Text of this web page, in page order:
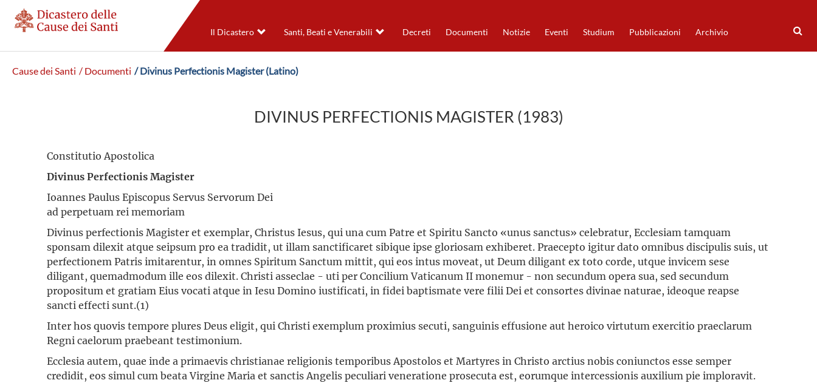
Il Dicastero Santi, Beati e Venerabili Decreti Documenti Notizie Eventi Studium Pubblicazioni Archivio
Cause dei Santi / Documenti / Divinus Perfectionis Magister (Latino)
DIVINUS PERFECTIONIS MAGISTER (1983)
Constitutio Apostolica
Divinus Perfectionis Magister
Ioannes Paulus Episcopus Servus Servorum Dei
ad perpetuam rei memoriam
Divinus perfectionis Magister et exemplar, Christus Iesus, qui una cum Patre et Spiritu Sancto «unus sanctus» celebratur, Ecclesiam tamquam
sponsam dilexit atque seipsum pro ea tradidit, ut illam sanctificaret sibique ipse gloriosam exhiberet. Praecepto igitur dato omnibus discipulis suis, ut
perfectionem Patris imitarentur, in omnes Spiritum Sanctum mittit, qui eos intus moveat, ut Deum diligant ex toto corde, utque invicem sese
diligant, quemadmodum ille eos dilexit. Christi asseclae - uti per Concilium Vaticanum II monemur - non secundum opera sua, sed secundum
propositum et gratiam Eius vocati atque in Iesu Domino iustificati, in fidei baptismate vere filii Dei et consortes divinae naturae, ideoque reapse
sancti effecti sunt.(1)
Inter hos quovis tempore plures Deus eligit, qui Christi exemplum proximius secuti, sanguinis effusione aut heroico virtutum exercitio praeclarum
Regni caelorum praebeant testimonium.
Ecclesia autem, quae inde a primaevis christianae religionis temporibus Apostolos et Martyres in Christo arctius nobis coniunctos esse semper
credidit, eos simul cum beata Virgine Maria et sanctis Angelis peculiari veneratione prosecuta est, eorumque intercessionis auxilium pie imploravit.